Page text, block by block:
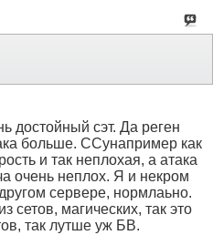
достойный сэт. Да реген
больше. ССунапример как
и так неплохая, а атака
очень неплох. Я и некром
сервере, нормлаьно.
магических, так это
так лутше уж БВ.